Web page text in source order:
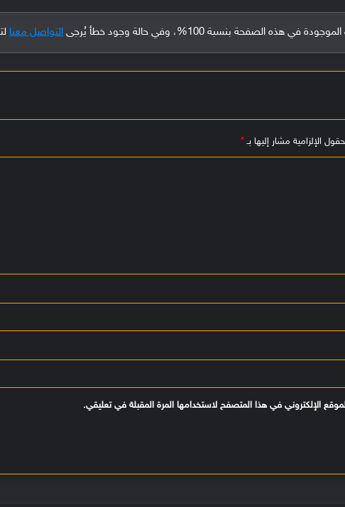
الصفحة بنسبة 100%، وفي حالة وجود خطأ يُرجى التواصل معنا
الإلزامية مشار إليها بـ*
الإلكتروني في هذا المتصفح لاستخدامها المرة المقبلة في تعليقي.